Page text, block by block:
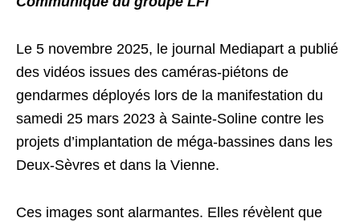
Le 5 novembre 2025, le journal Mediapart a publié
des vidéos issues des caméras-piétons de
gendarmes déployés lors de la manifestation du
samedi 25 mars 2023 à Sainte-Soline contre les
projets d’implantation de méga-bassines dans les
Deux-Sèvres et dans la Vienne.
Ces images sont alarmantes. Elles révèlent que